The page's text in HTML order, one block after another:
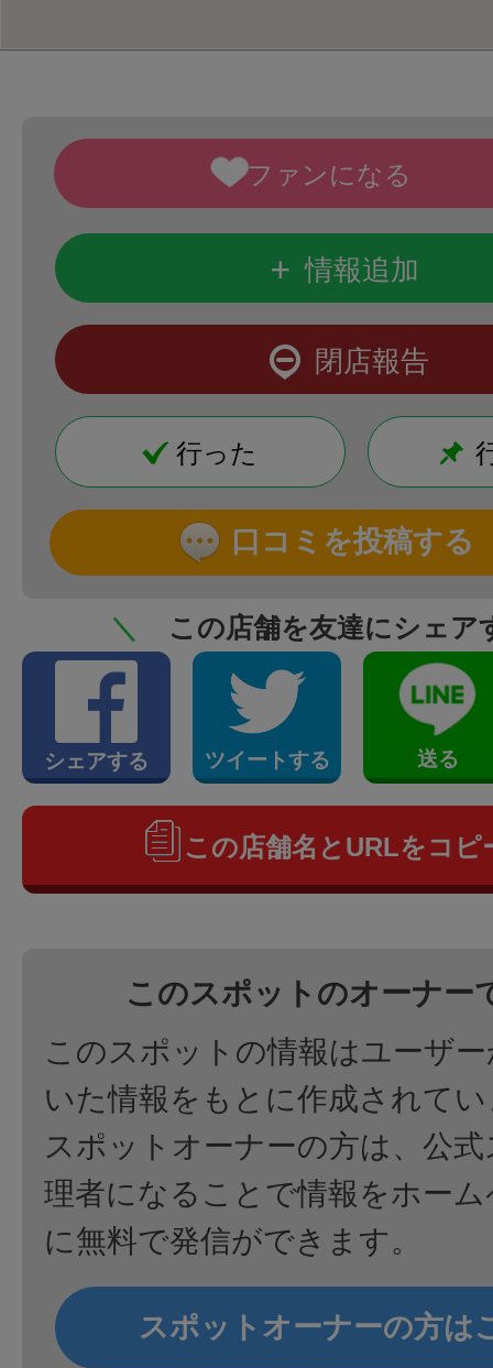
+ 情報追加
閉店報告
行った
口コミを投稿する
＼ この店舗を友達にシェア
シェアする ツイートする 送る
この店舗名とURLをコピ
このスポットのオーナー
このスポットの情報はユーザ
いた情報をもとに作成されて
スポットオーナーの方は、公
理者になることで情報をホー
に無料で発信ができます。
スポットオーナーの方は